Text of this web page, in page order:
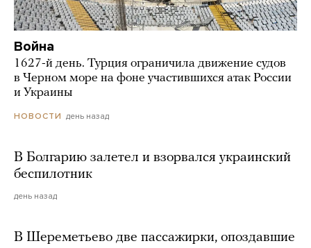
Война
1627-й день. Турция ограничила движение судов
в Черном море на фоне участившихся атак России
и Украины
НОВОСТИ день назад
В Болгарию залетел и взорвался украинский
беспилотник
день назад
В Шереметьево две пассажирки, опоздавшие